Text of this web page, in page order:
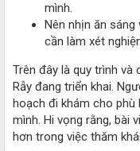
mình.
Nên nhịn ăn
cần làm xét
Trên đây là quy trình và
Rẫy đang triển khai.
hoạch đi khám cho phù
mình. Hi vọng rằng, bài
hơn trong việc thăm